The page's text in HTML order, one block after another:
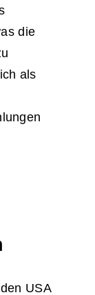
die
als
USA